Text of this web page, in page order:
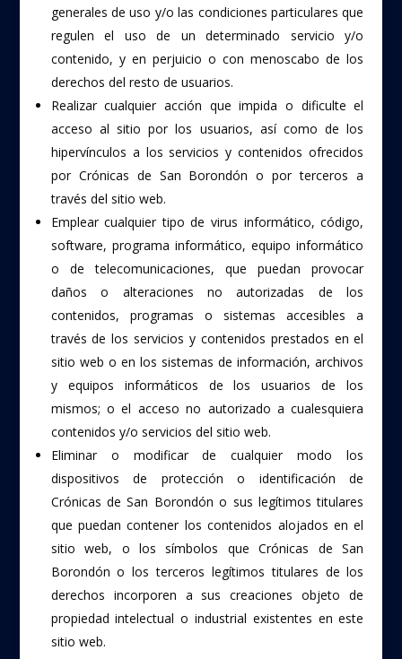
generales de uso y/o las condiciones particulares que
regulen el uso de un determinado servicio y/o
contenido, y en perjuicio o con menoscabo de los
derechos del resto de usuarios.
Realizar cualquier acción que impida o dificulte el
acceso al sitio por los usuarios, así como de los
hipervínculos a los servicios y contenidos ofrecidos
por Crónicas de San Borondón o por terceros a
través del sitio web.
Emplear cualquier tipo de virus informático, código,
software, programa informático, equipo informático
o de telecomunicaciones, que puedan provocar
daños o alteraciones no autorizadas de los
contenidos, programas o sistemas accesibles a
través de los servicios y contenidos prestados en el
sitio web o en los sistemas de información, archivos
y equipos informáticos de los usuarios de los
mismos; o el acceso no autorizado a cualesquiera
contenidos y/o servicios del sitio web.
Eliminar o modificar de cualquier modo los
dispositivos de protección o identificación de
Crónicas de San Borondón o sus legítimos titulares
que puedan contener los contenidos alojados en el
sitio web, o los símbolos que Crónicas de San
Borondón o los terceros legítimos titulares de los
derechos incorporen a sus creaciones objeto de
propiedad intelectual o industrial existentes en este
sitio web.